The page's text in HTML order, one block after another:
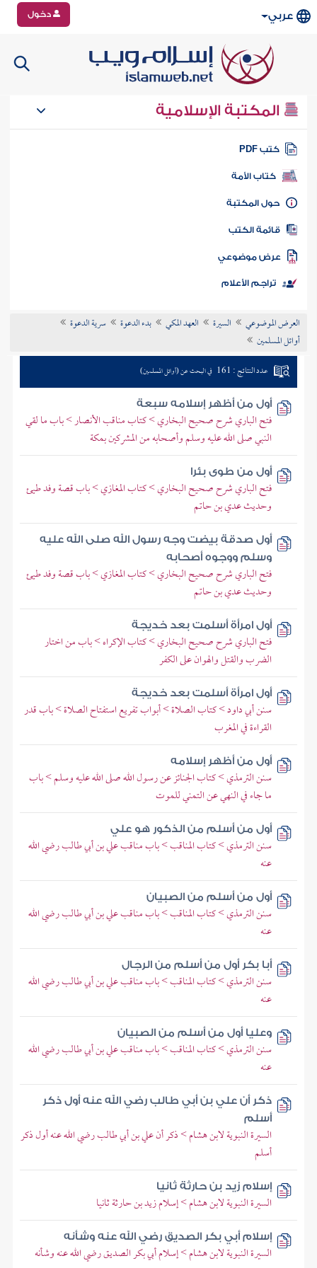
عربي دخول
المكتبة الإسلامية
كتب PDF
كتاب الأمة
المكتبة
الكتب
موضوعي
تراجم الأعلام
العرض الموضوعي السيرة العهد المكي بدء الدعوة
سرية الدعوة
أوائل المسلمين
عدد النتائج : 161 في البحث عن (أوائل المسلمين)
أول من أظهر إسلامه سبعة
فتح الباري شرح صحيح البخاري > كتاب مناقب الأنصار > باب ما لقي
النبي صلى الله عليه وسلم وأصحابه من المشركين بمكة
أول من طوى بئرا
فتح الباري شرح صحيح البخاري > كتاب المغازي > باب قصة وفد طيئ
وحديث عدي بن حاتم
أول صدقة بيضت وجه رسول الله صلى الله عليه
وسلم ووجوه أصحابه
فتح الباري شرح صحيح البخاري > كتاب المغازي > باب قصة وفد طيئ
وحديث عدي بن حاتم
أول امرأة أسلمت بعد خديجة
فتح الباري شرح صحيح البخاري > كتاب الإكراه > باب من اختار
الضرب والقتل والهوان على الكفر
أول امرأة أسلمت بعد خديجة
سنن أبي داود > كتاب الصلاة > أبواب تفريع استفتاح الصلاة > باب قدر
القراءة في المغرب
أول من أظهر إسلامه
سنن الترمذي > كتاب الجنائز عن رسول الله صلى الله عليه وسلم > باب
ما جاء في النهي عن التمني للموت
أول من أسلم من الذكور هو علي
سنن الترمذي > كتاب المناقب > باب مناقب علي بن أبي طالب رضي الله
عنه
أول من أسلم من الصبيان
سنن الترمذي > كتاب المناقب > باب مناقب علي بن أبي طالب رضي الله
عنه
أبا بكر أول من أسلم من الرجال
سنن الترمذي > كتاب المناقب > باب مناقب علي بن أبي طالب رضي الله
عنه
وعليا أول من أسلم من الصبيان
سنن الترمذي > كتاب المناقب > باب مناقب علي بن أبي طالب رضي الله
عنه
ذكر أن علي بن أبي طالب رضي الله عنه أول ذكر
أسلم
السيرة النبوية لابن هشام > ذكر أن علي بن أبي طالب رضي الله عنه أول ذكر
أسلم
إسلام زيد بن حارثة ثانيا
السيرة النبوية لابن هشام > إسلام زيد بن حارثة ثانيا
إسلام أبي بكر الصديق رضي الله عنه وشأنه
السيرة النبوية لابن هشام > إسلام أبي بكر الصديق رضي الله عنه وشأنه